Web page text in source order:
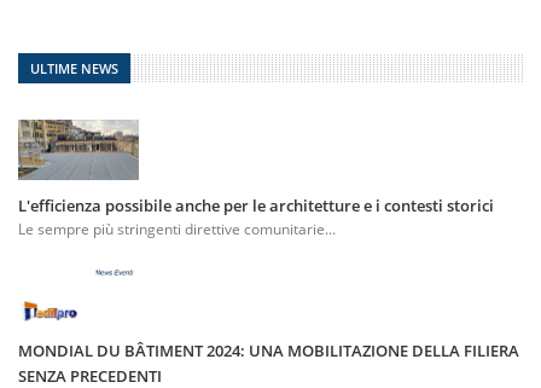
ULTIME NEWS
L'efficienza possibile anche per le architetture e i contesti storici
Le sempre più stringenti direttive comunitarie...
MONDIAL DU BÂTIMENT 2024: UNA MOBILITAZIONE DELLA FILIERA
SENZA PRECEDENTI